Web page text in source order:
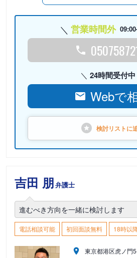
営業時間外
24時間受付中
Webで
検討リストに
吉田 朋弁護士
進むべき方向を一緒に検討します
電話相談可能 初回面談無料 18時以
東京都港区虎ノ門